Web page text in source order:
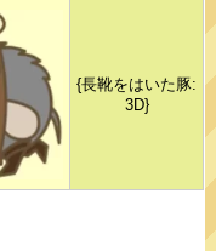
{長靴をはいた豚:
3D}